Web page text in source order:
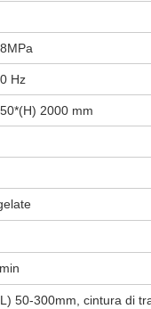
Hz
2000 mm
50-300mm, cintura di